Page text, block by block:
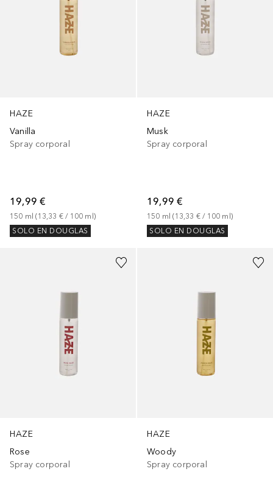
HAZE
Vanilla
Spray corporal
19,99 €
150 ml (13,33 € / 100 ml )
SOLO EN DOUGLAS
HAZE
Musk
Spray corporal
19,99 €
150 ml (13,33 € / 100 ml )
SOLO EN DOUGLAS
HAZE
Rose
Spray corporal
HAZE
Woody
Spray corporal